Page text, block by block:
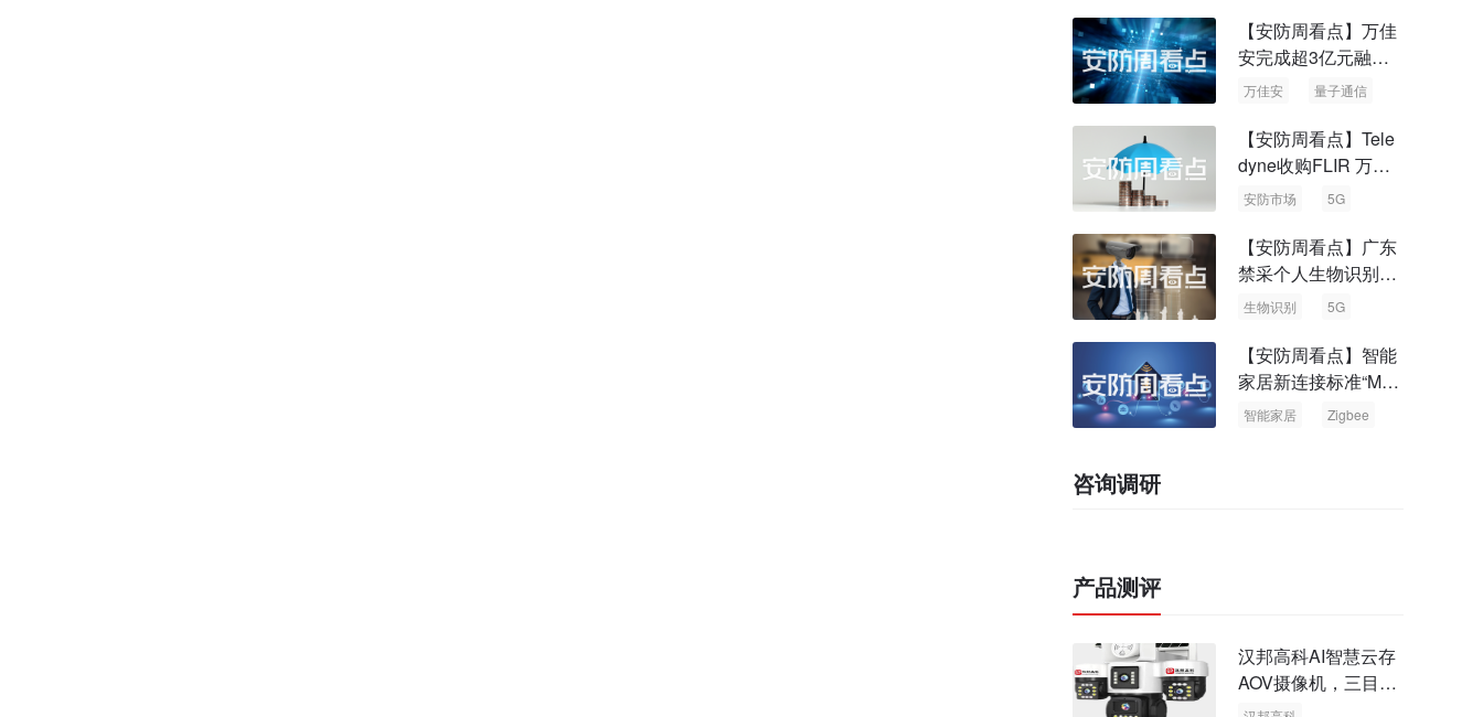
【安防周看点】万佳
安完成超3亿元融资
国内首批量子通信标
万佳安 量子通信
【安防周看点】Tele
dyne收购FLIR 万物
云新品牌“万御安防”
安防市场 5G
【安防周看点】广东
禁采个人生物识别信
息 中国5G基站占全
生物识别 5G
【安防周看点】智能
家居新连接标准“Matt
er” Zigbee联盟更名
智能家居 Zigbee
咨询调研
产品测评
汉邦高科AI智慧云存
AOV摄像机，三目太
阳能多摄球机